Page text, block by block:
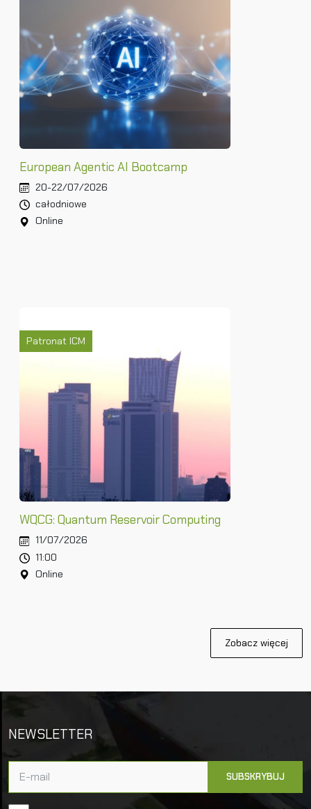
European Agentic AI Bootcamp
20-22/07/2026
całodniowe
Online
Patronat ICM
WQCG: Quantum Reservoir Computing
11/07/2026
11:00
Online
Zobacz więcej
NEWSLETTER